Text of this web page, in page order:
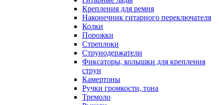
Крепления для ремня
Наконечник гитарного переключателя
Колки
Порожки
Стреплоки
Струнодержатели
Фиксаторы, колышки для крепления
струн
Камертоны
Ручки громкости, тона
Тремоло